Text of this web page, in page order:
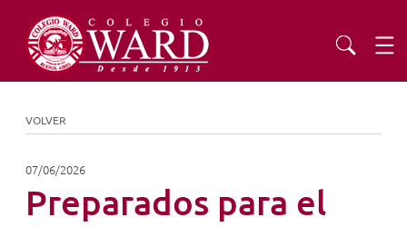
VOLVER
07/06/2026
Preparados para el